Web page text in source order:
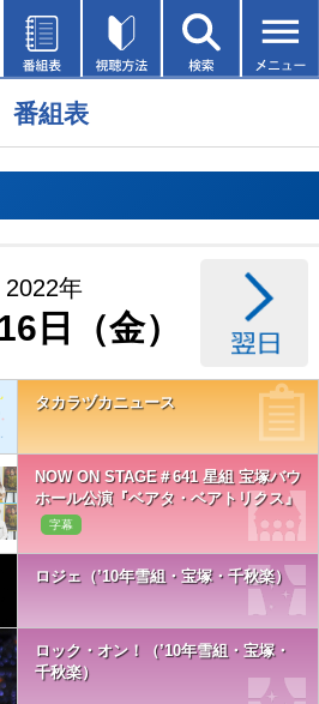
番組表
2022年
日（金）
タカラヅカニュース
NOW ON STAGE＃641 星組 宝塚バウ
ホール公演『ベアタ・ベアトリクス』
字幕
ロジェ（’10年雪組・宝塚・千秋楽）
ロック・オン！（’10年雪組・宝塚・
千秋楽）